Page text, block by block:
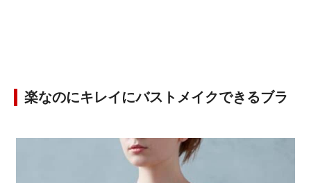
楽なのにキレイにバストメイクできるブラ